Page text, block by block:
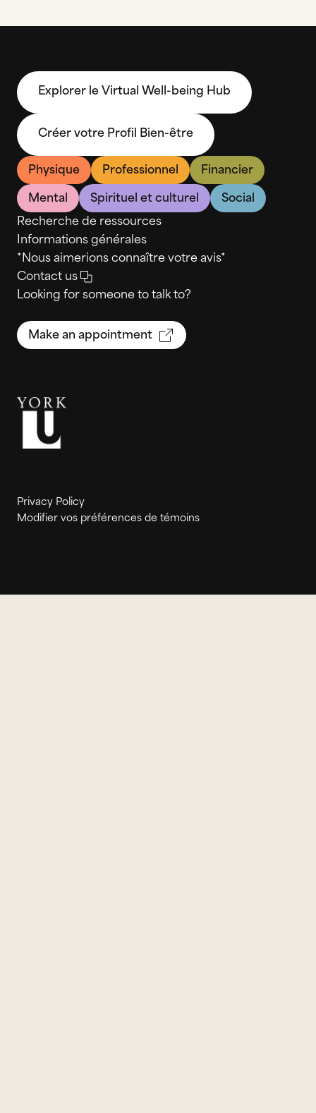
Explorer le Virtual Well-being Hub
Créer votre Profil Bien-être
Physique Professionnel Financier
Mental Spirituel et culturel
Social
Recherche de ressources
Informations générales
*Nous aimerions connaître votre avis*
Contact us
Looking for someone to talk to?
Make an appointment
Privacy Policy
Modifier vos préférences de témoins